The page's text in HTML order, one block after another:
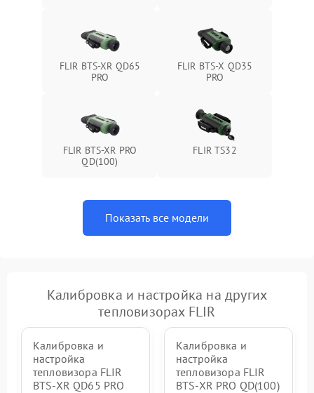
FLIR BTS-XR QD65
PRO
FLIR BTS-X QD35
PRO
FLIR BTS-XR PRO
QD(100)
FLIR TS32
Показать все модели
Калибровка и настройка на других
тепловизорах FLIR
Калибровка и
настройка
тепловизора FLIR
BTS-XR QD65 PRO
Калибровка и
настройка
тепловизора FLIR
BTS-XR PRO QD(100)